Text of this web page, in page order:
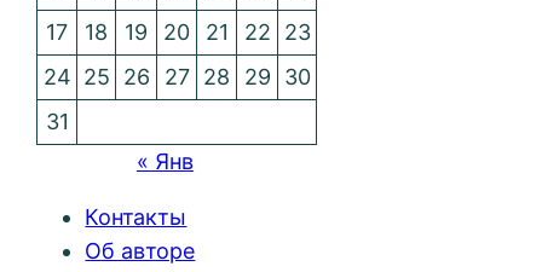
17
18 19 20 21 22
23
24 25 26 27 28 29
30
31
« Янв
Контакты
Об авторе